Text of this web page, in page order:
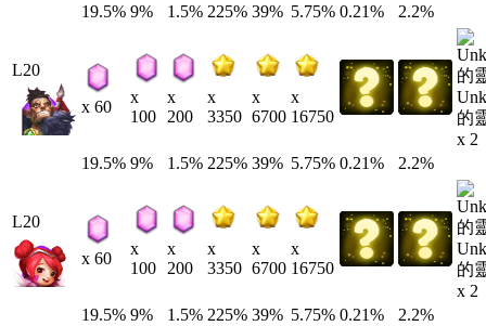
19.5% 9% 1.5% 225% 39% 5.75% 0.21% 2.2%
L20
x 60
x
100
x
200
x
3350
x
6700
x
16750
的
x 2
19.5% 9% 1.5% 225% 39% 5.75% 0.21% 2.2%
L20
x 60
x
100
x
200
x
3350
x
6700
x
16750
的
x 2
19.5% 9% 1.5% 225% 39% 5.75% 0.21% 2.2%